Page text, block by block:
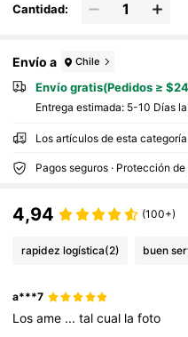
Cantidad:
Envío a Chile
Envío gratis(Pedidos ≥
Entrega estimada: 5-10 Días
Los artículos de esta
Pagos seguros · Protección
4,94 (100+)
rapidez logística(2) buen
a***7
Losame ...talcual lafoto